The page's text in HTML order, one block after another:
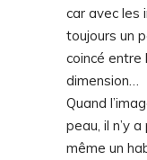
car avec les
toujours un
coincé entre
dimension…
Quand
peau, il n’y
même un